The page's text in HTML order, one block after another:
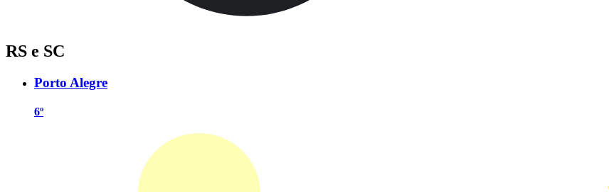
RS e SC
Porto Alegre
6º